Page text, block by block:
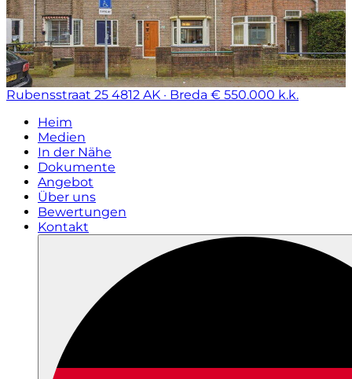
Rubensstraat 25 4812 AK · Breda € 550.000 k.k.
Heim
Medien
In der Nähe
Dokumente
Angebot
Über uns
Bewertungen
Kontakt